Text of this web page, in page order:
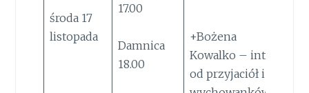
środa 17
listopada
17.00
Damnica
18.00
+Bożena
Kowalko – int.
od przyjaciół i